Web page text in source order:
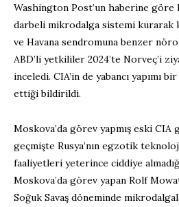
Washington Post’un haberine göre
darbeli mikrodalga sistemi kurarak
ve Havana sendromuna benzer
ABD’li yetkililer 2024’te Norveç’i
inceledi. CIA’in de yabancı yapımı
ettiği bildirildi.
Moskova’da görev yapmış eski
geçmişte Rusya’nın egzotik
faaliyetleri yeterince ciddiye
Moskova’da görev yapan Rolf
Soğuk Savaş döneminde